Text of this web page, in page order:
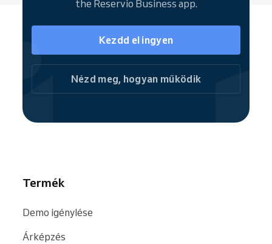
the Reservio Business app.
Kezdd el ingyen
Nézd meg, hogyan működik
Termék
Demo igénylése
Árképzés